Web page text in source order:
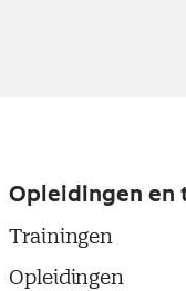
Opleidingen en
Trainingen
Opleidingen